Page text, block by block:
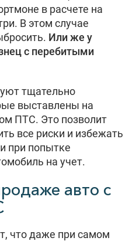
в расчете на
В этом случае
Или же у
с перебитыми
тщательно
выставлены на
ПТС. Это позволит
все риски и избежать
при попытке
на учет.
авто с
что даже при самом